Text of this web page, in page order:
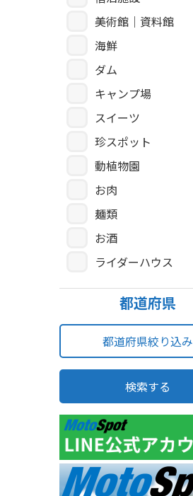
美術館｜資料館
海鮮
ダム
キャンプ場
スイーツ
珍スポット
動植物園
お肉
麺類
お酒
ライダーハウス
都道府県
都道府県絞り込み
検索する